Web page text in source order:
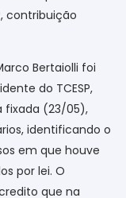
contribuição
Bertaiolli foi
do TCESP,
fixada (23/05),
identificando o
em que houve
por lei. O
que na